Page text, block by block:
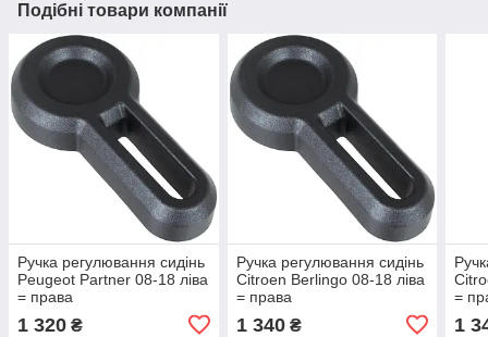
Подібні товари компанії
Ручка регулювання сидінь
Peugeot Partner 08-18 ліва
= права
1 320 ₴
Ручка регулювання сидінь
Citroen Berlingo 08-18 ліва
= права
1 340₴
=
1